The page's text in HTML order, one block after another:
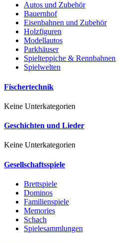
Autos und Zubehör
Bauernhof
Eisenbahnen und Zubehör
Holzfiguren
Modellautos
Parkhäuser
Spielteppiche & Rennbahnen
Spielwelten
Fischertechnik
Keine Unterkategorien
Geschichten und Lieder
Keine Unterkategorien
Gesellschaftsspiele
Brettspiele
Dominos
Familienspiele
Memories
Schach
Spielesammlungen